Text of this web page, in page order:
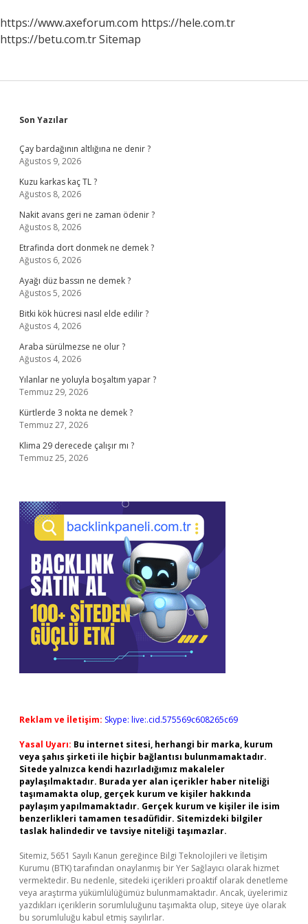
https://www.axeforum.com https://hele.com.tr
https://betu.com.trSitemap
Sidebar
Son Yazılar
Çay bardağının altlığına ne denir ?
Ağustos 9, 2026
Kuzu karkas kaç TL ?
Ağustos 8, 2026
Nakit avans geri ne zaman ödenir ?
Ağustos 8, 2026
Etrafinda dort donmek ne demek ?
Ağustos 6, 2026
Ayağı düz bassın ne demek ?
Ağustos 5, 2026
Bitki kök hücresi nasıl elde edilir ?
Ağustos 4, 2026
Araba sürülmezse ne olur ?
Ağustos 4, 2026
Yılanlar ne yoluyla boşaltım yapar ?
Temmuz 29, 2026
Kürtlerde 3 nokta ne demek ?
Temmuz 27, 2026
Klima 29 derecede çalışır mı ?
Temmuz 25, 2026
Reklam ve İletişim: Skype: live:.cid.575569c608265c69
Yasal Uyarı: Bu internet sitesi, herhangi bir marka, kurum
veya şahıs şirketi ile hiçbir bağlantısı bulunmamaktadır.
Sitede yalnızca kendi hazırladığımız makaleler
paylaşılmaktadır. Burada yer alan içerikler haber niteliği
taşımamakta olup, gerçek kurum ve kişiler hakkında
paylaşım yapılmamaktadır. Gerçek kurum ve kişiler ile isim
benzerlikleri tamamen tesadüfidir. Sitemizdeki bilgiler
taslak halindedir ve tavsiye niteliği taşımazlar.
Sitemiz, 5651 Sayılı Kanun gereğince Bilgi Teknolojileri ve İletişim
Kurumu (BTK) tarafından onaylanmış bir Yer Sağlayıcı olarak hizmet
vermektedir. Bu nedenle, sitedeki içerikleri proaktif olarak denetleme
veya araştırma yükümlülüğümüz bulunmamaktadır. Ancak, üyelerimiz
yazdıkları içeriklerin sorumluluğunu taşımakta olup, siteye üye olarak
bu sorumluluğu kabul etmiş sayılırlar.